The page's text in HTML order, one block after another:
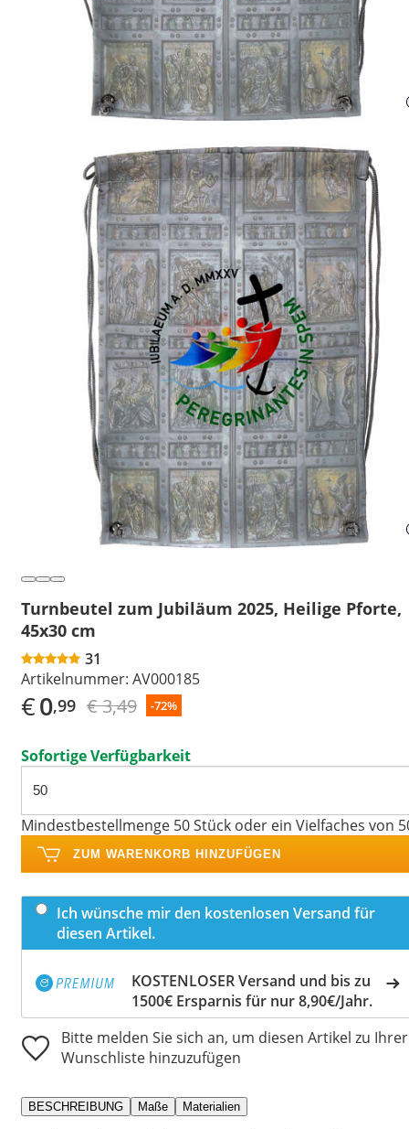
Turnbeutel zum Jubiläum 2025, Heilige Pforte,
45x30 cm
31
Artikelnummer: AV000185
€0,99 € 3,49 -72%
Sofortige Verfügbarkeit
Mindestbestellmenge 50 Stück oder ein Vielfaches von
ZUM WARENKORB HINZUFÜGEN
Ich wünsche mir den kostenlosen Versand für
diesen Artikel.
KOSTENLOSER Versand und bis zu
1500€ Ersparnis für nur 8,90€/Jahr.
Bitte melden Sie sich an, um diesen Artikel zu Ihrer
Wunschliste hinzuzufügen
BESCHREIBUNG Maße Materialien